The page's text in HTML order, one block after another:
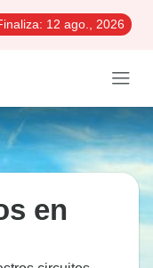
12 ago., 2026
en